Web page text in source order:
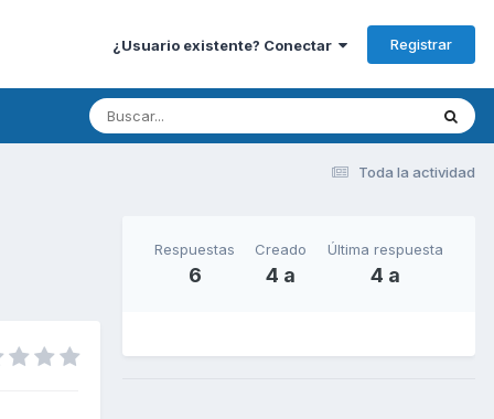
¿Usuario existente? Conectar Registrar
Toda la actividad
Respuestas
6
Creado
4 a
Última respuesta
4 a